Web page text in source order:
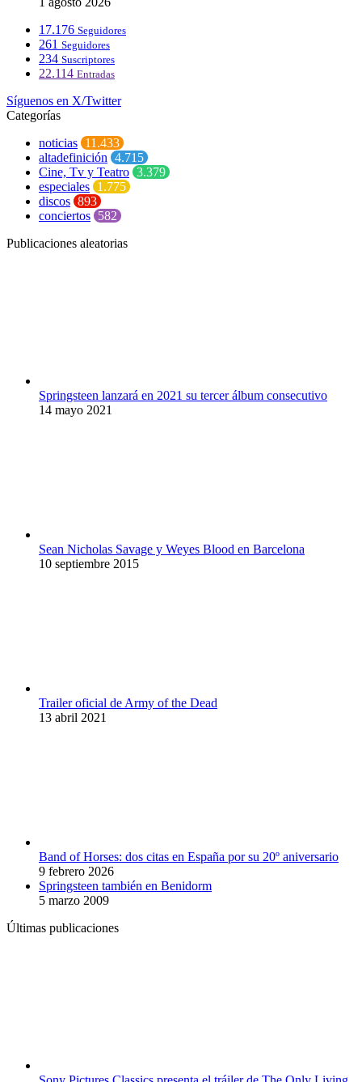
17.176 Seguidores
261 Seguidores
234 Suscriptores
22.114 Entradas
Síguenos en X/Twitter
Categorías
noticias 11.433
altadefinición 4.715
Cine, Tv y Teatro 3.379
especiales 1.775
discos 893
conciertos 582
Publicaciones aleatorias
Springsteen lanzará en 2021 su tercer álbum consecutivo
14 mayo 2021
Sean Nicholas Savage y Weyes Blood en Barcelona
10 septiembre 2015
Trailer oficial de Army of the Dead
13 abril 2021
Band of Horses: dos citas en España por su 20º aniversario
9 febrero 2026
Springsteen también en Benidorm
5 marzo 2009
Últimas publicaciones